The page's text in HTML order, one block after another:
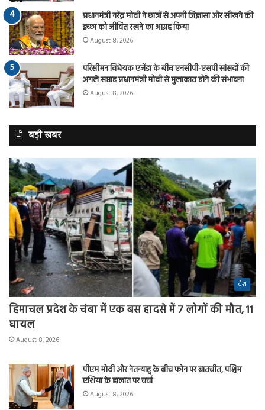
प्रधानमंत्री नरेंद्र मोदी ने छात्रों से अपनी जिज्ञासा और सीखने की
इच्छा को जीवित रखने का आग्रह किया
August 8, 2026
परिसीमन विधेयक एजेंडा के बीच एनसीपी-एसपी सांसदों की
अगले सप्ताह प्रधानमंत्री मोदी से मुलाकात होने की संभावना
August 8, 2026
बड़ी खबर
देश
हिमाचल प्रदेश के चंबा में एक बस हादसे में 7 लोगों की मौत, 11
घायल
August 8, 2026
पीएम मोदी और नेतन्याहू के बीच फोन पर बातचीत, पश्चिम
एशिया के हालात पर चर्चा
August 8, 2026